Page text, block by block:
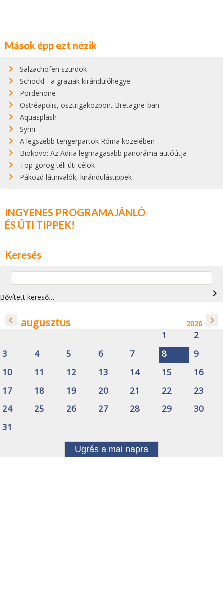
Mások épp ezt nézik
Salzachöfen szurdok
Schöckl - a graziak kirándulóhegye
Pordenone
Ostréapolis, osztrigaközpont Bretagne-ban
Aquasplash
Symi
A legszebb tengerpartok Róma közelében
Biokovo: Az Adria legmagasabb panoráma autóútja
Top görög téli úti célok
Pákozd látnivalók, kirándulástippek
INGYENES PROGRAMAJÁNLÓ
ÉS ÚTI TIPPEK!
Keresés
Bővített kereső… navigate_next
navigate_before augusztus 2026 navigate_next
1
2
3
4 5 6 7 8
9
10
11 12 13 14 15
16
17
18 19 20 21 22
23
24
25 26 27 28 29
30
31
Ugrás a mai napra